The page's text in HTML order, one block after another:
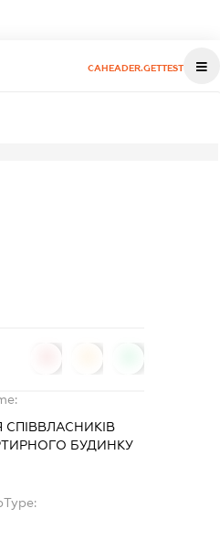
CAHEADER.GETTEST
БУДИНКУ